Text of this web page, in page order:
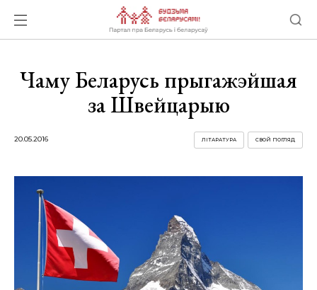
Чаму Беларусь прыгажэйшая
за Швейцарыю
20.05.2016 СВОЙ ПОГЛЯД
ЛІТАРАТУРА